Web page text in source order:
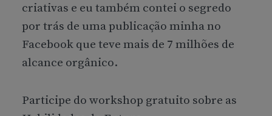
criativas e eu também contei o segredo
por trás de uma publicação minha no
Facebook que teve mais de 7 milhões de
alcance orgânico.
Participe do workshop gratuito sobre as